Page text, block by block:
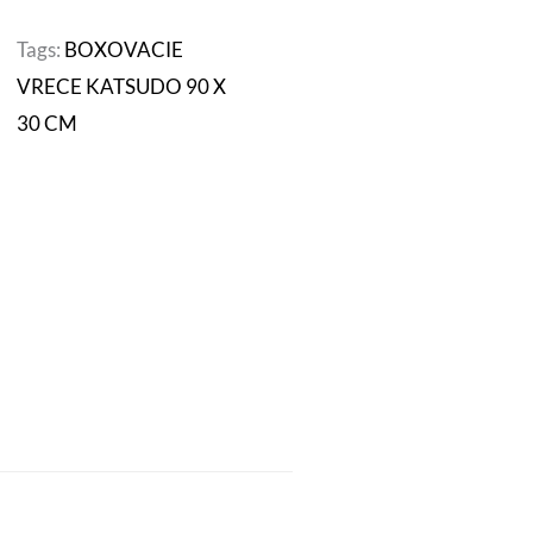
Tags: BOXOVACIE
VRECE KATSUDO 90 X
30 CM